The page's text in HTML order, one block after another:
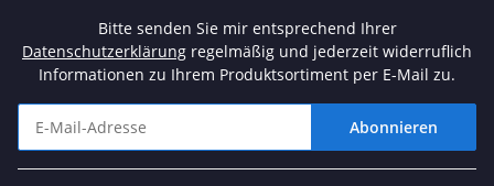
Bitte senden Sie mir entsprechend Ihrer
Datenschutzerklärung regelmäßig und jederzeit widerruflich
Informationen zu Ihrem Produktsortiment per E-Mail zu.
Abonnieren